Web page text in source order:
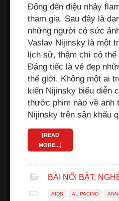
Đông đến điệu nhảy
tham gia. Sau đây là
những người có sức
Vaslav Nijinsky là một
lịch sử, thậm chí có
Đáng tiếc là vẻ đẹp
thế giới. Không một ai
kiến Nijinsky biểu diễn
thước phim nào về anh
Nijinsky trên sân khấu
[READ
MORE...]
BÀI NỔI BẬT,
AIDS AL PACINO